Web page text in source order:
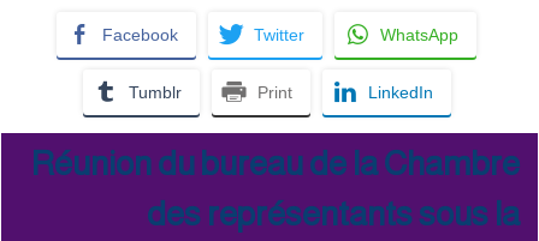
Facebook Twitter WhatsApp
Tumblr Print LinkedIn
Réunion du bureau de la Chambre
des représentants sous la